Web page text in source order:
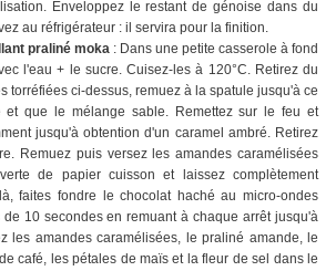
Enveloppez le restant de génoise dans du
au réfrigérateur : il servira pour la finition.
praliné moka : Dans une petite casserole à fond
l'eau + le sucre. Cuisez-les à 120°C. Retirez du
torréfiées ci-dessus, remuez à la spatule jusqu'à ce
et que le mélange sable. Remettez sur le feu et
jusqu'à obtention d'un caramel ambré. Retirez
Remuez puis versez les amandes caramélisées
de papier cuisson et laissez complètement
faites fondre le chocolat haché au micro-ondes
de 10 secondes en remuant à chaque arrêt jusqu'à
les amandes caramélisées, le praliné amande, le
café, les pétales de maïs et la fleur de sel dans le